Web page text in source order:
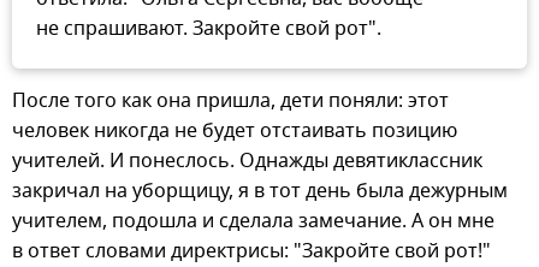
не спрашивают. Закройте свой рот".
После того как она пришла, дети поняли: этот
человек никогда не будет отстаивать позицию
учителей. И понеслось. Однажды девятиклассник
закричал на уборщицу, я в тот день была дежурным
учителем, подошла и сделала замечание. А он мне
в ответ словами директрисы: "Закройте свой рот!"